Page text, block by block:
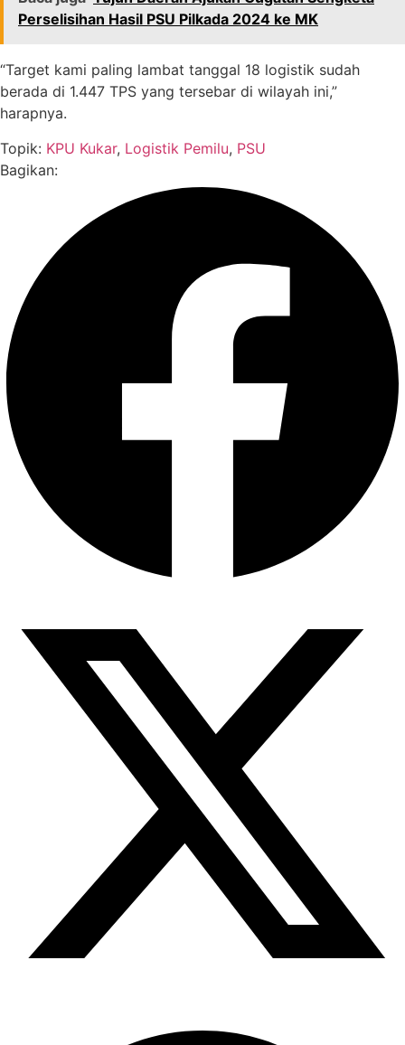
Perselisihan Hasil PSU Pilkada 2024 ke MK
“Target kami paling lambat tanggal 18 logistik sudah
berada di 1.447 TPS yang tersebar di wilayah ini,”
harapnya.
Topik: KPU Kukar, Logistik Pemilu, PSU
Bagikan: